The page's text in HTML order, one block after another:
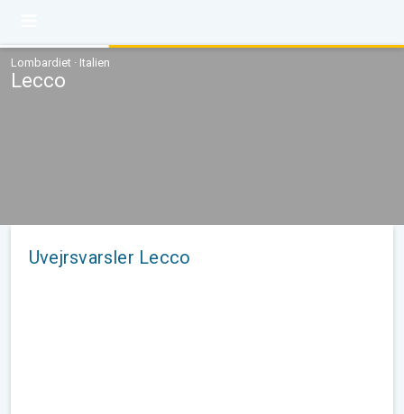
Lombardiet · Italien
Lecco
Uvejrsvarsler Lecco